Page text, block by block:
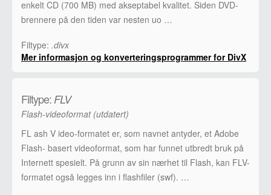
enkelt CD (700 MB) med akseptabel kvalitet. Siden DVD-
brennere på den tiden var nesten uo …
Filtype: .divx
Mer informasjon og konverteringsprogrammer for DivX
Filtype: FLV
Flash-videoformat (utdatert)
FL ash V ideo-formatet er, som navnet antyder, et Adobe
Flash- basert videoformat, som har funnet utbredt bruk på
Internett spesielt. På grunn av sin nærhet til Flash, kan FLV-
formatet også legges inn i flashfiler (swf). …